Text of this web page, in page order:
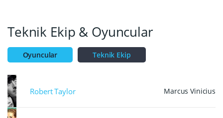
Teknik Ekip & Oyuncular
Oyuncular Teknik Ekip
Robert Taylor Marcus Vinicius